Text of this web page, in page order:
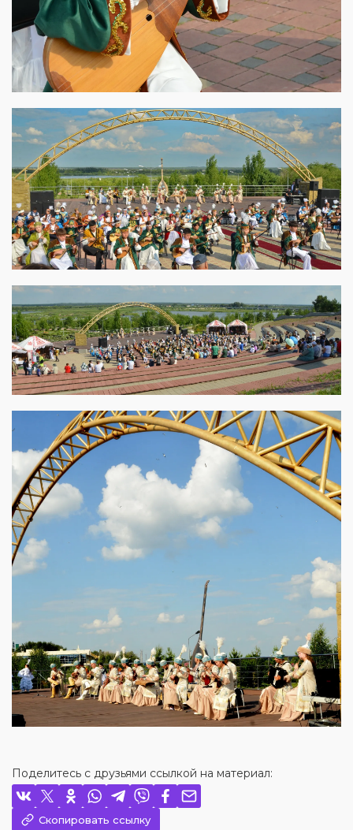
Поделитесь с друзьями ссылкой на материал:
Скопировать ссылку